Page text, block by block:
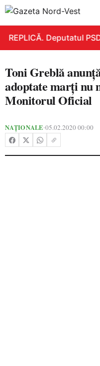
REPLICĂ. Deputatul
Toni Greblă
adoptate marţi nu
Monitorul Oficial
NAȚIONALE•05.02.2020 00:00